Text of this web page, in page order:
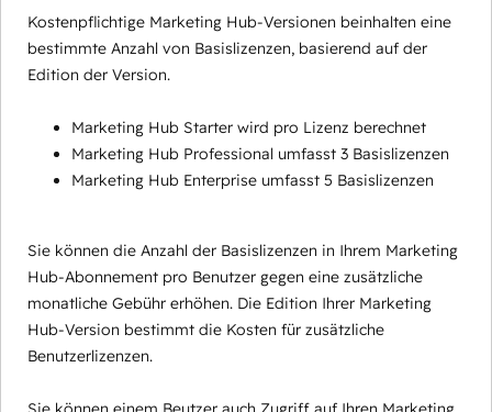
Kostenpflichtige Marketing Hub-Versionen beinhalten eine
bestimmte Anzahl von Basislizenzen, basierend auf der
Edition der Version.
Marketing Hub Starter wird pro Lizenz berechnet
Marketing Hub Professional umfasst 3 Basislizenzen
Marketing Hub Enterprise umfasst 5 Basislizenzen
Sie können die Anzahl der Basislizenzen in Ihrem Marketing
Hub-Abonnement pro Benutzer gegen eine zusätzliche
monatliche Gebühr erhöhen. Die Edition Ihrer Marketing
Hub-Version bestimmt die Kosten für zusätzliche
Benutzerlizenzen.